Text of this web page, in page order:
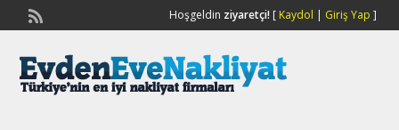
Hoşgeldin ziyaretçi![ Kaydol | Giriş Yap ]